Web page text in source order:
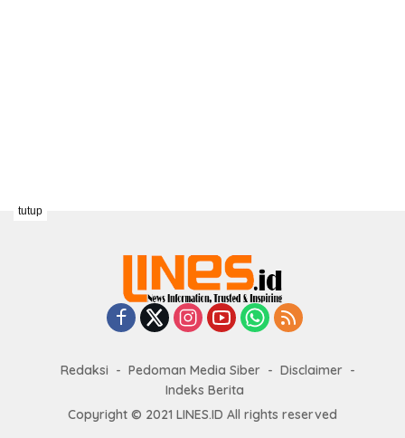
Redaksi Pedoman Media Siber
Disclaimer
Indeks Berita
Copyright © 2021 LINES.ID All rights reserved
tutup